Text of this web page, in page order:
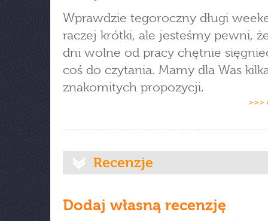
Wprawdzie tegoroczny długi
raczej krótki, ale jesteśmy pewni,
dni wolne od pracy chętnie
coś do czytania. Mamy dla Was
znakomitych propozycji.
>>>
Recenzje
Dodaj własną recenzję